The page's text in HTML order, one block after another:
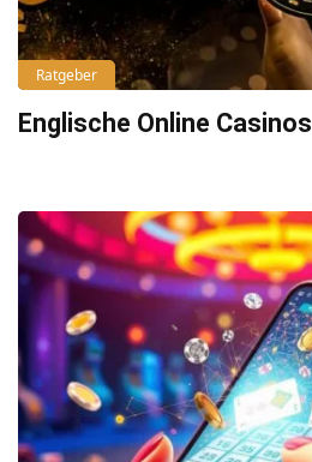
Ratgeber
Englische Online Casinos